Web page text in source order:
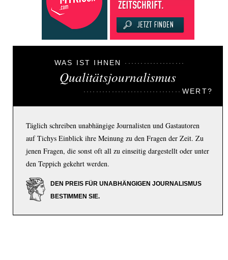
WAS IST IHNEN
Qualitätsjournalismus
WERT?
Täglich schreiben unabhängige Journalisten und Gastautoren
auf Tichys Einblick ihre Meinung zu den Fragen der Zeit. Zu
jenen Fragen, die sonst oft all zu einseitig dargestellt oder unter
den Teppich gekehrt werden.
DEN PREIS FÜR UNABHÄNGIGEN JOURNALISMUS
BESTIMMEN SIE.